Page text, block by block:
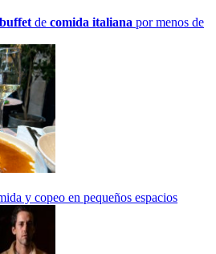
buffetde comida italiana por menos de
y copeo en pequeños espacios